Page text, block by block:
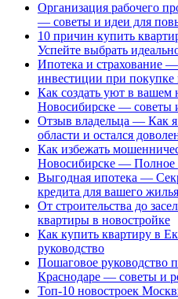
Организация рабочего
— советы и идеи для
10 причин купить
Успейте выбрать
Ипотека и страхование
инвестиции при покупке
Как создать уют в вашем
Новосибирске — советы
Отзыв владельца — Как
области и остался
Как избежать
Новосибирске — Полное
Выгодная ипотека —
кредита для вашего жилья
От строительства до
квартиры в новостройке
Как купить квартиру в
руководство
Пошаговое руководство
Краснодаре — советы и
Топ-10 новостроек